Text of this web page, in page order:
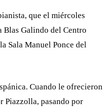
que el miércoles
Blas Galindo del Centro
Sala Manuel Ponce del
Cuando le ofrecieron
Piazzolla, pasando por